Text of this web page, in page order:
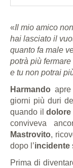
«Il mio amico
hai lasciato il
quanto fa male
potrà più fermare
e tu non potrai
Harmando
giorni più duri
quando ildolore
conviveva
Mastrovito,
dopo l’incidente
Prima di